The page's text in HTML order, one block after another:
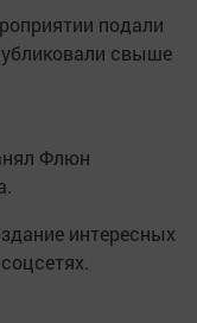
подали
свыше
Флюн
интересных